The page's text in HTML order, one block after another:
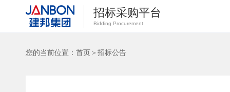
招标采购平台
Bidding Procurement
您的当前位置： 首页＞ 招标公告